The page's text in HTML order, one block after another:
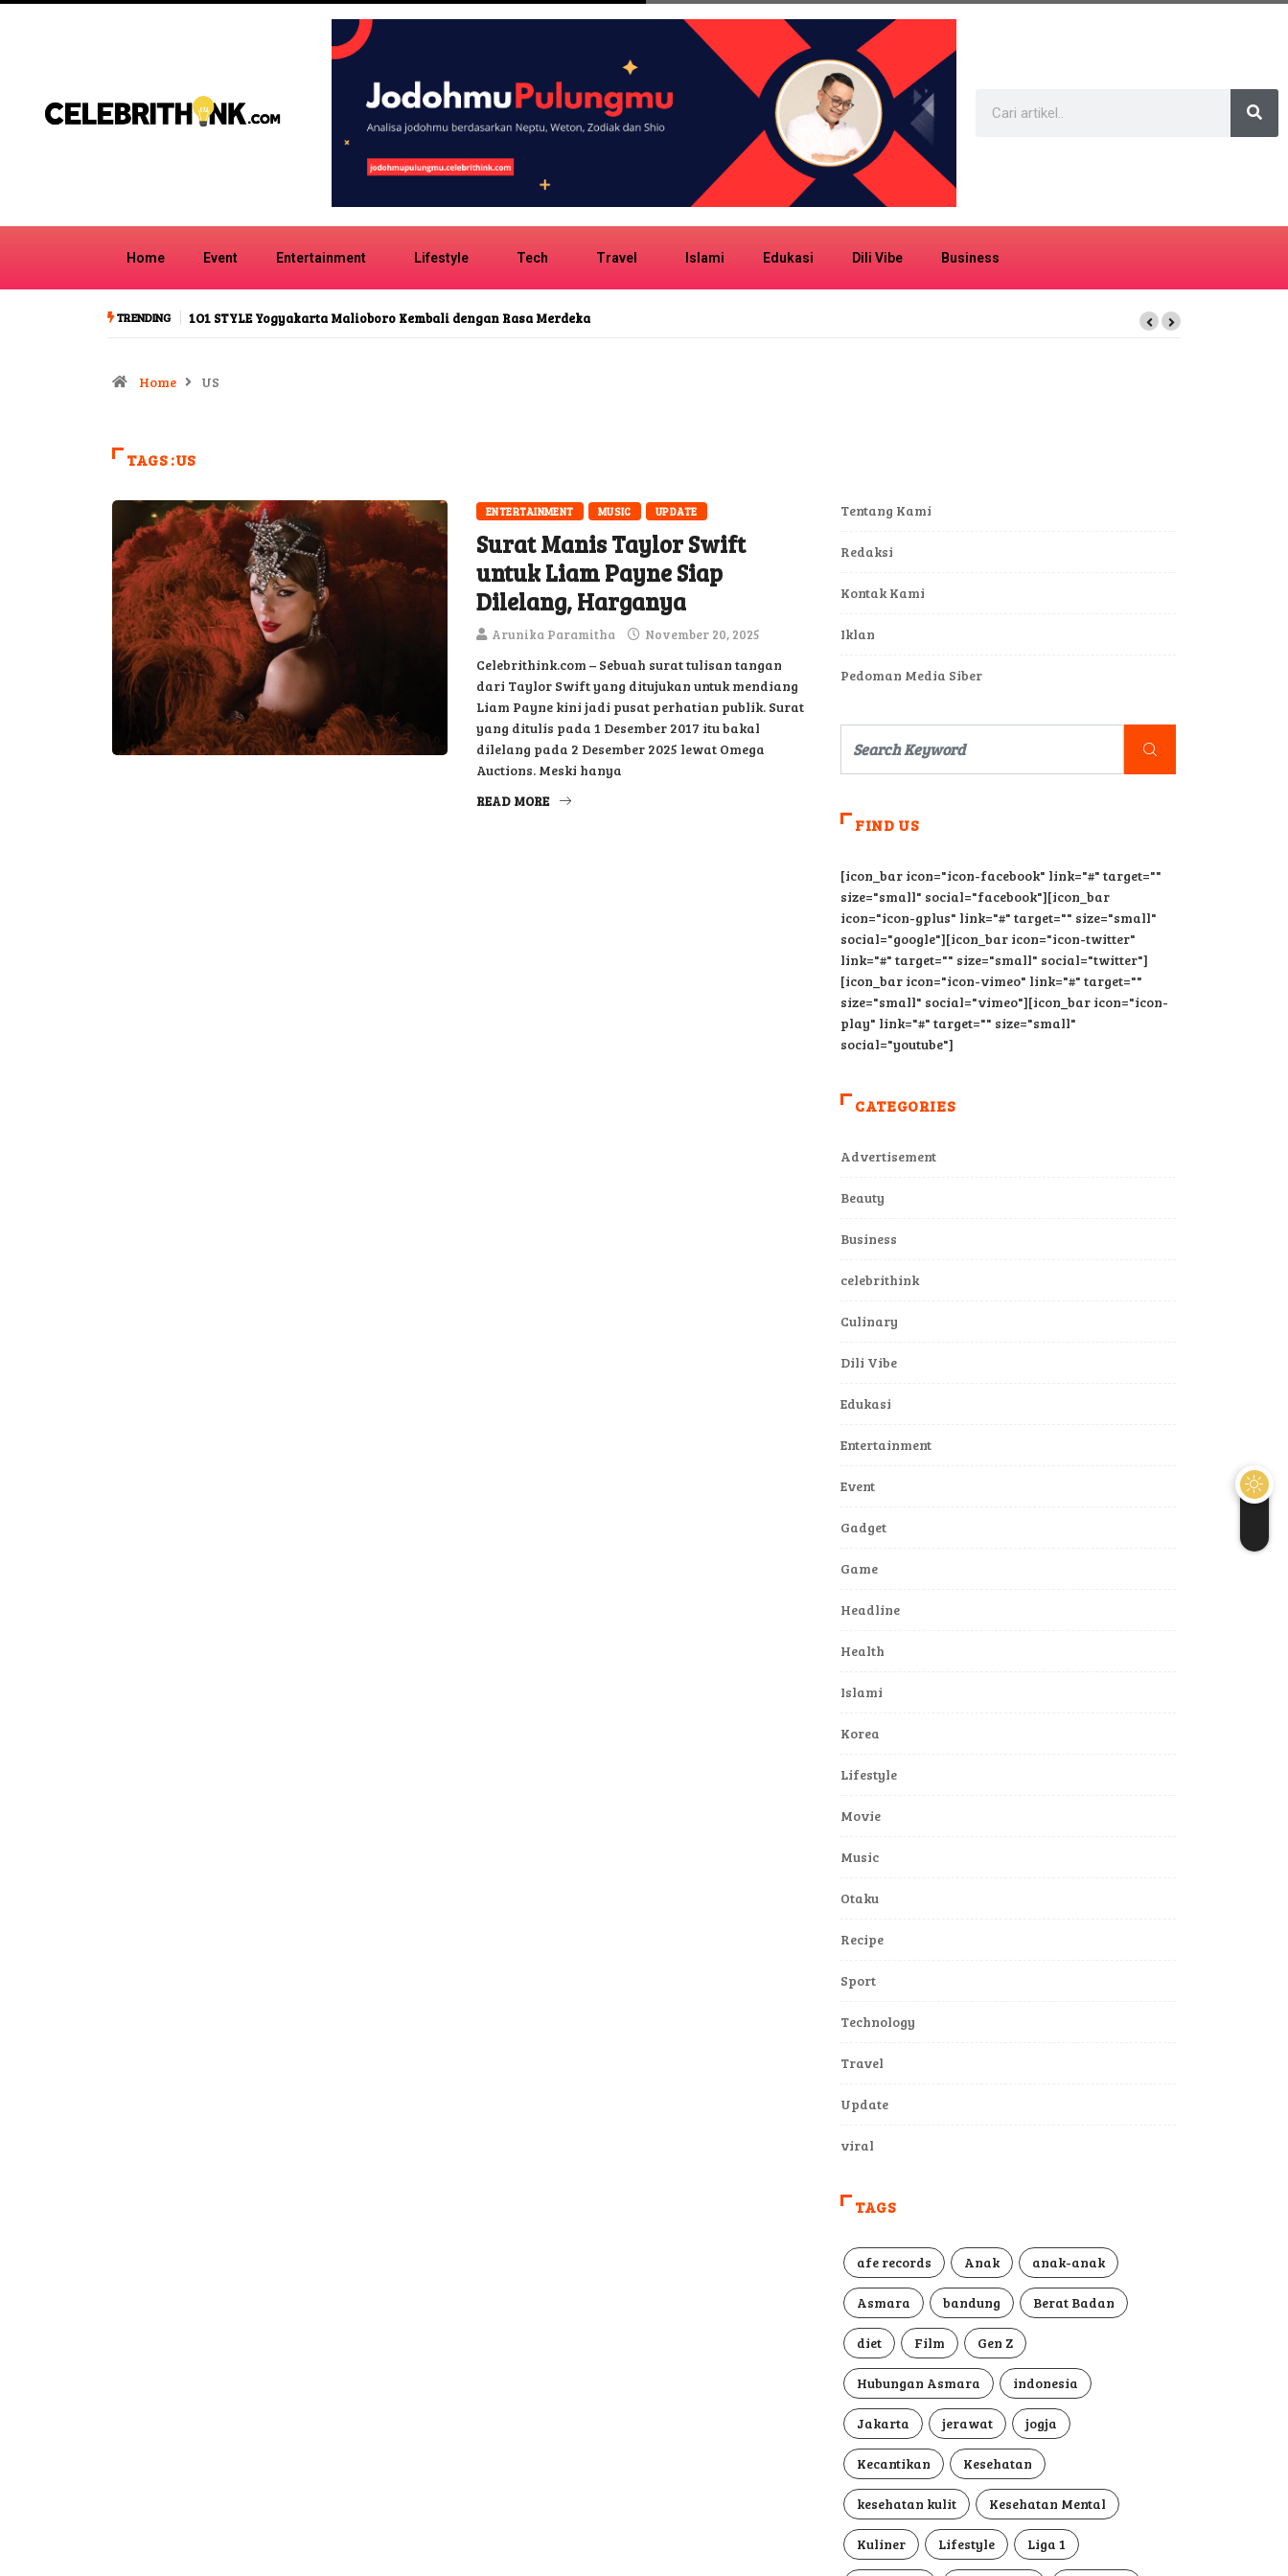
Home Event Entertainment Lifestyle Tech Travel Islami Edukasi Dili Vibe Business
TRENDING
1O1 STYLE Yogyakarta Malioboro Kembali dengan Rasa MerdekaAda Kecenderungan Palsu dalam Putusan MK Terkait MBG
Home US
TAGS :US
ENTERTAINMENT MUSIC UPDATE
Surat Manis Taylor Swift
untuk Liam Payne Siap
Dilelang, Harganya
Arunika Paramitha November 20, 2025
Celebrithink.com – Sebuah surat tulisan tangan
dari Taylor Swift yang ditujukan untuk mendiang
Liam Payne kini jadi pusat perhatian publik. Surat
yang ditulis pada 1 Desember 2017 itu bakal
dilelang pada 2 Desember 2025 lewat Omega
Auctions. Meski hanya
READ MORE
Tentang Kami
Redaksi
Kontak Kami
Iklan
Pedoman Media Siber
FIND US
[icon_bar icon="icon-facebook" link="#" target=""
size="small" social="facebook"][icon_bar
icon="icon-gplus" link="#" target="" size="small"
social="google"][icon_bar icon="icon-twitter"
link="#" target="" size="small" social="twitter"]
[icon_bar icon="icon-vimeo" link="#" target=""
size="small" social="vimeo"][icon_bar icon="icon-
play" link="#" target="" size="small"
social="youtube"]
CATEGORIES
Advertisement
Beauty
Business
celebrithink
Culinary
Dili Vibe
Edukasi
Entertainment
Event
Gadget
Game
Headline
Health
Islami
Korea
Lifestyle
Movie
Music
Otaku
Recipe
Sport
Technology
Travel
Update
viral
TAGS
afe records Anak anak-anak
Asmara bandung Berat Badan
diet Film Gen Z
Hubungan Asmara indonesia
Jakarta jerawat jogja
Kecantikan Kesehatan
kesehatan kulit Kesehatan Mental
Kuliner Lifestyle Liga 1